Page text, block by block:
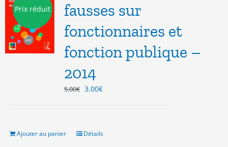
Prix réduit
fausses sur
fonctionnaires et
fonction publique –
2014
5.00€ Le
5.00€.
3.00€Le
3.00€.
Ajouter au panier Détails